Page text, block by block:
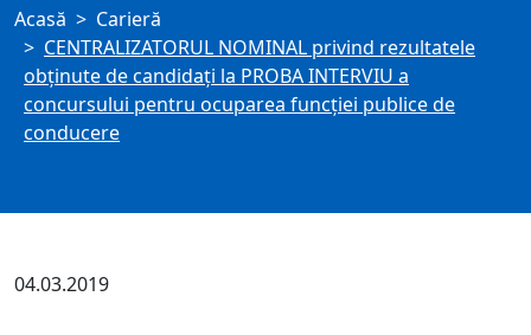
Acasă
Carieră
CENTRALIZATORUL NOMINAL privind rezultatele
obţinute de candidaţi la PROBA INTERVIU a
concursului pentru ocuparea funcţiei publice de
conducere
04.03.2019